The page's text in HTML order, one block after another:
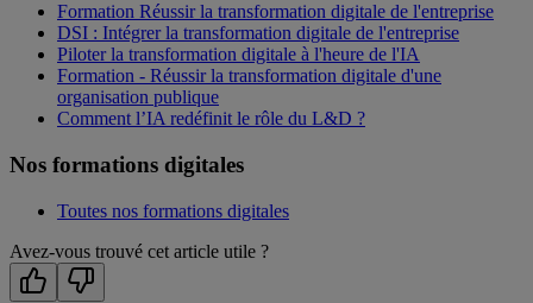
Formation Réussir la transformation digitale de l'entreprise
DSI : Intégrer la transformation digitale de l'entreprise
Piloter la transformation digitale à l'heure de l'IA
Formation - Réussir la transformation digitale d'une
organisation publique
Comment l’IA redéfinit le rôle du L&D ?
Nos formations digitales
Toutes nos formations digitales
Avez-vous trouvé cet article utile ?